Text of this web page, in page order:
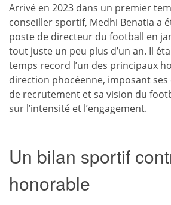
Arrivé en 2023 dans un premier
conseiller sportif, Medhi Benatia a
poste de directeur du football en
tout juste un peu plus d’un an. Il
temps record l’un des principaux
direction phocéenne, imposant
de recrutement et sa vision du
sur l’intensité et l’engagement.
Un bilan sportif
honorable